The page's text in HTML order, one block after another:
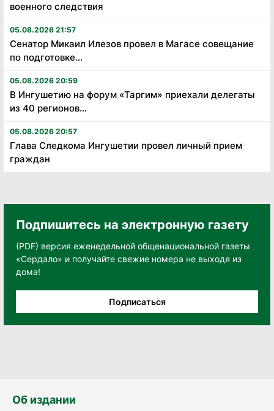
военного следствия
05.08.2026 21:57
Сенатор Микаил Илезов провел в Магасе совещание
по подготовке...
05.08.2026 20:59
В Ингушетию на форум «Таргим» приехали делегаты
из 40 регионов...
05.08.2026 20:57
Глава Следкома Ингушетии провел личный прием
граждан
Подпишитесь на электронную газету
(PDF) версия еженедельной общенациональной газеты
«Сердало» и получайте свежие номера не выходя из
дома!
Подписаться
Об издании